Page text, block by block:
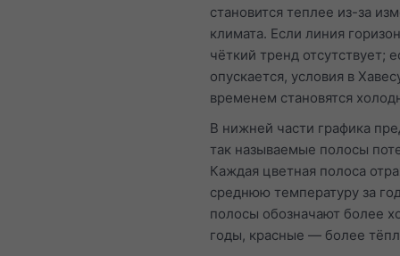
становится теплее из-за
климата. Если линия
чёткий тренд отсутствует;
опускается, условия в
временем становятся
В нижней части графика
так называемые полосы
Каждая цветная полоса
среднюю температуру за
полосы обозначают более
годы, красные — более